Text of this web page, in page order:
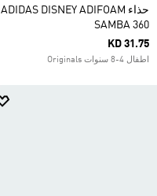
حذاء ADIDAS DISNEY ADIFOAM
SAMBA 360
KD 31.75
اطفال 4-8 سنوات Originals